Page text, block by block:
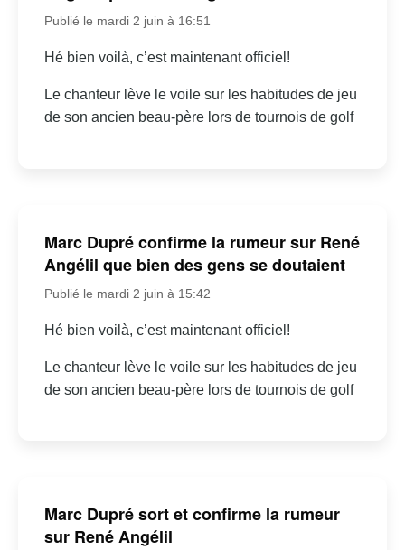
Publié le mardi 2 juin à 16:51
Hé bien voilà, c’est maintenant officiel!
Le chanteur lève le voile sur les habitudes de jeu
de son ancien beau-père lors de tournois de golf
Marc Dupré confirme la rumeur sur René
Angélil que bien des gens se doutaient
Publié le mardi 2 juin à 15:42
Hé bien voilà, c’est maintenant officiel!
Le chanteur lève le voile sur les habitudes de jeu
de son ancien beau-père lors de tournois de golf
Marc Dupré sort et confirme la rumeur
sur René Angélil